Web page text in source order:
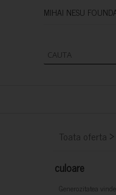
MIHAI
Toata oferta >
culoare
Generozitatea